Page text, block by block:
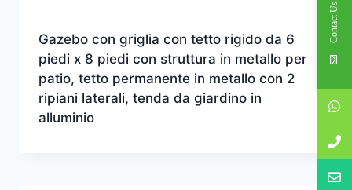
Gazebo con griglia con tetto rigido da 6
piedi x 8 piedi con struttura in metallo per
patio, tetto permanente in metallo con 2
ripiani laterali, tenda da giardino in
alluminio
Contact Us